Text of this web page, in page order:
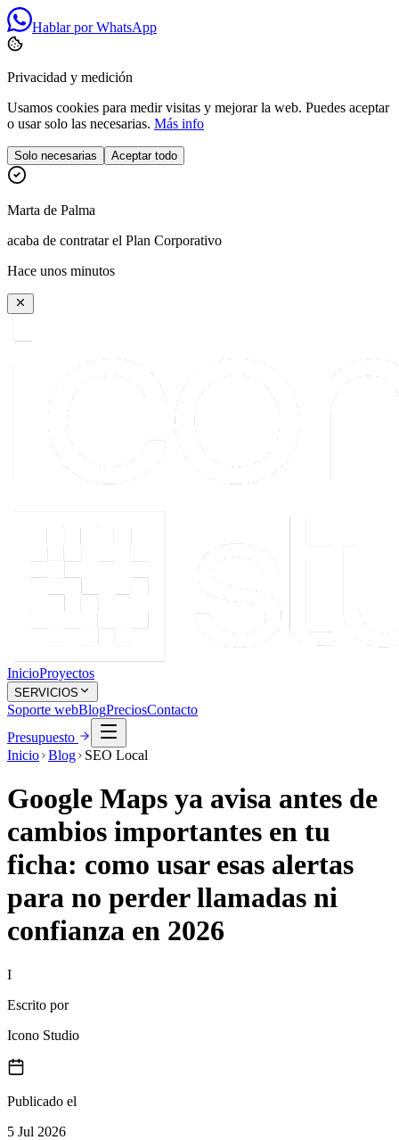
Hablar por WhatsApp
Privacidad y medición
Usamos cookies para medir visitas y mejorar la web. Puedes aceptar
o usar solo las necesarias. Más info
Solo necesarias Aceptar todo
Marta de Palma
acaba de contratar el Plan Corporativo
Hace unos minutos
InicioProyectos
SERVICIOS
Soporte webBlogPreciosContacto
Presupuesto
Inicio Blog SEO Local
Google Maps ya avisa antes de
cambios importantes en tu
ficha: como usar esas alertas
para no perder llamadas ni
confianza en 2026
I
Escrito por
Icono Studio
Publicado el
5 Jul 2026